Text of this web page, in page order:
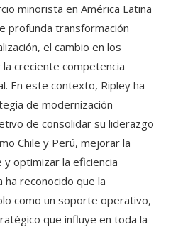
minorista en América Latina
profunda transformación
el cambio en los
creciente competencia
En este contexto, Ripley ha
de modernización
de consolidar su liderazgo
Chile y Perú, mejorar la
optimizar la eficiencia
ha reconocido que la
como un soporte operativo,
que influye en toda la